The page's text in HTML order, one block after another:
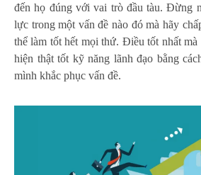
đến họ đúng với vai trò đầu tàu. Đừng
lực trong một vấn đề nào đó mà hãy
thể làm tốt hết mọi thứ. Điều tốt nhất mà
hiện thật tốt kỹ năng lãnh đạo bằng
mình khắc phục vấn đề.